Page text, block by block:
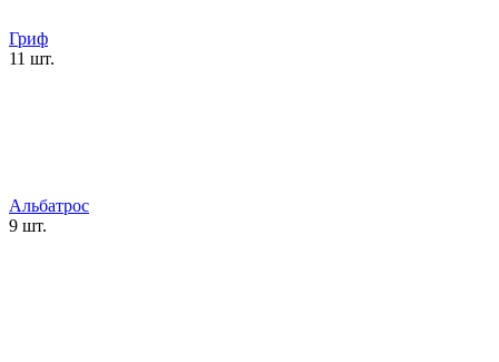
Гриф
11 шт.
Альбатрос
9 шт.